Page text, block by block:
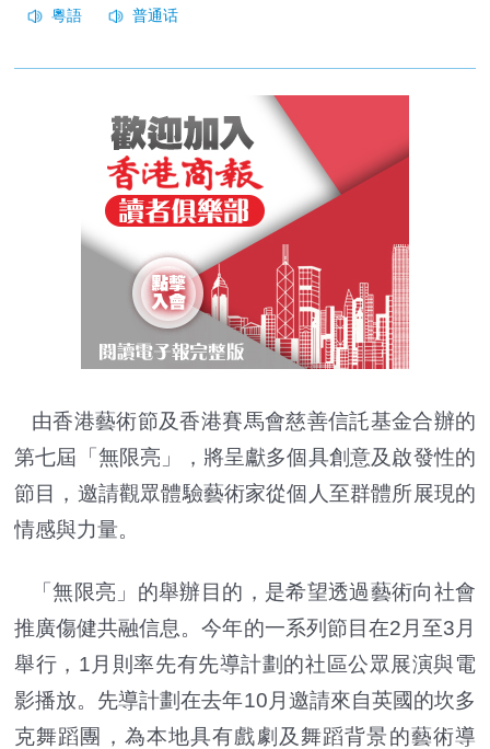
由香港藝術節及香港賽馬會慈善信託基金合辦的
第七屆「無限亮」，將呈獻多個具創意及啟發性的
節目，邀請觀眾體驗藝術家從個人至群體所展現的
情感與力量。
「無限亮」的舉辦目的，是希望透過藝術向社會
推廣傷健共融信息。今年的一系列節目在2月至3月
舉行，1月則率先有先導計劃的社區公眾展演與電
影播放。先導計劃在去年10月邀請來自英國的坎多
克舞蹈團，為本地具有戲劇及舞蹈背景的藝術導